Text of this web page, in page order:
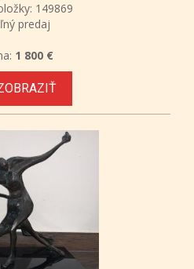
149869
predaj
1 800 €